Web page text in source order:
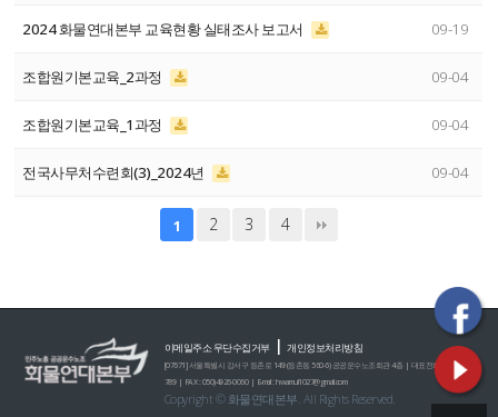
2024 화물연대본부 교육현황 실태조사 보고서 09-19
조합원기본교육_2과정 09-04
조합원기본교육_1과정 09-04
전국사무처수련회(3)_2024년 09-04
1 2 3 4
이메일주소 무단수집거부|개인정보처리방침
[07671] 서울특별시 강서구 등촌로 149 (등촌동 560-6) 공공운수노조회관 4층 | 대표전화 : 02)2635-0
789 | FAX : 050)4926-0060 | E-mail : hwamul1027@gmail.com
Copyright © 화물연대본부. All Rights Reserved.